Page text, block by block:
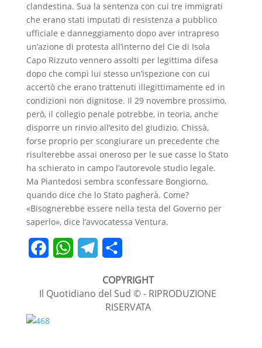
clandestina. Sua la sentenza con cui tre immigrati
che erano stati imputati di resistenza a pubblico
ufficiale e danneggiamento dopo aver intrapreso
un’azione di protesta all’interno del Cie di Isola
Capo Rizzuto vennero assolti per legittima difesa
dopo che compì lui stesso un’ispezione con cui
accertò che erano trattenuti illegittimamente ed in
condizioni non dignitose. Il 29 novembre prossimo,
però, il collegio penale potrebbe, in teoria, anche
disporre un rinvio all’esito del giudizio. Chissà,
forse proprio per scongiurare un precedente che
risulterebbe assai oneroso per le sue casse lo Stato
ha schierato in campo l’autorevole studio legale.
Ma Piantedosi sembra sconfessare Bongiorno,
quando dice che lo Stato pagherà. Come?
«Bisognerebbe essere nella testa del Governo per
saperlo», dice l’avvocatessa Ventura.
c
b
W
a
n
d
COPYRIGHT
Il Quotidiano del Sud © - RIPRODUZIONE
RISERVATA